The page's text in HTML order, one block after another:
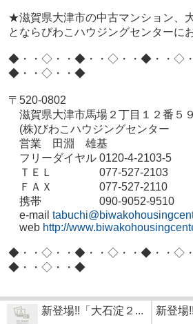
★滋賀県大津市の中古マンション、
とならびわこハウジングセンターに
◆・・◇・・◆・・◇・・◆・・◇
◆・・◇・・◆
〒520-0802
滋賀県大津市馬場２丁目１２番５
(株)びわこハウジングセンター
営業 田淵 雄基
フリーダイヤル 0120-4-2103-5
ＴＥＬ 077-527-2103
ＦＡＸ 077-527-2110
携帯 090-9052-9510
e-mail
web http://
◆・・◇・・◆・・◇・・◆・・◇
◆・・◇・・◆
新登場!!「大石淀２... 新登場